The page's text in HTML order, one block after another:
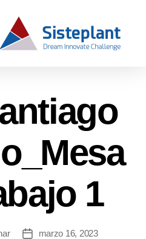
1
marzo 16, 2023